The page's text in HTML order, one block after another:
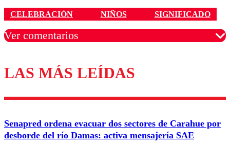
CELEBRACIÓN NIÑOS SIGNIFICADO
Ver comentarios
Los comentarios son moderados para garantizar un
diálogo respetuoso.
Correo
LAS MÁS LEÍDAS
Senapred ordena evacuar dos sectores de Carahue por
desborde del río Damas: activa mensajería SAE